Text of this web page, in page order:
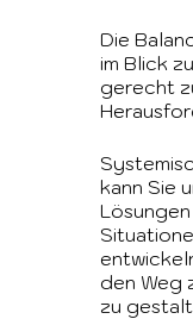
Die
im Blick
gerecht
kann Sie
den Weg
zu